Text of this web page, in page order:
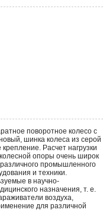
поворотное колесо с
шинка колеса из серой
Расчет нагрузки
опоры очень широк
промышленного
и техники.
в научно-
назначения, т. е.
воздуха,
для различной